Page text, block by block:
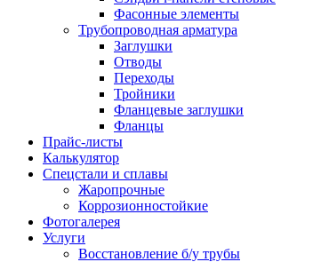
Фасонные элементы
Трубопроводная арматура
Заглушки
Отводы
Переходы
Тройники
Фланцевые заглушки
Фланцы
Прайс-листы
Калькулятор
Спецстали и сплавы
Жаропрочные
Коррозионностойкие
Фотогалерея
Услуги
Восстановление б/у трубы